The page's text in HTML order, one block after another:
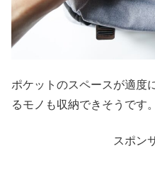
ポケットのスペースが適度
るモノも収納できそうです。
スポン